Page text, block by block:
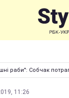
раби": Собчак
11:26